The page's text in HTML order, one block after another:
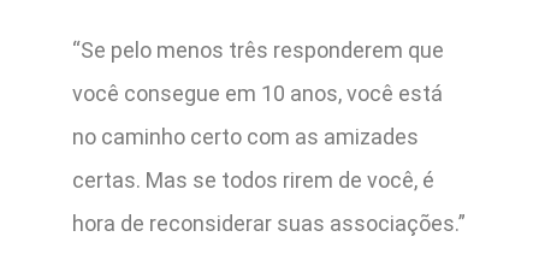
“Se pelo menos três responderem que
você consegue em 10 anos, você está
no caminho certo com as amizades
certas. Mas se todos rirem de você, é
hora de reconsiderar suas associações.”